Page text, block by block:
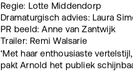
Regie: Lotte Middendorp
Dramaturgisch advies: Laura
PR beeld: Anne van Zantwijk
Trailer: Remi Walsarie
‘Met haar enthousiaste
pakt Arnold het publiek